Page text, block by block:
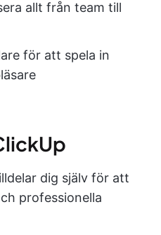
allt från team till
för att spela in
dig själv för att
professionella